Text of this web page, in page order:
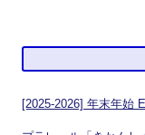
[2025-2026] 年末年始